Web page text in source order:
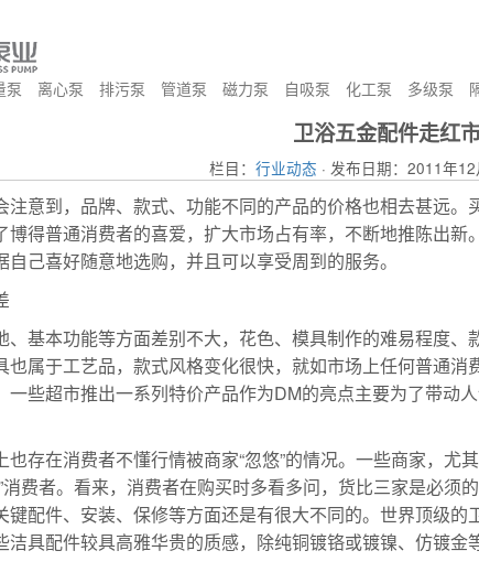
泵 离心泵 排污泵 管道泵 磁力泵 自吸泵 化工泵 多级泵
卫浴五金配件走红
栏目： 行业动态 · 发布日期：2011年
注意到，品牌、款式、功能不同的产品的价格也相去甚远
博得普通消费者的喜爱，扩大市场占有率，不断地推陈出
己喜好随意地选购，并且可以享受周到的服务。
、基本功能等方面差别不大，花色、模具制作的难易程度
也属于工艺品，款式风格变化很快，就如市场上任何普通
一些超市推出一系列特价产品作为DM的亮点主要为了带动
也存在消费者不懂行情被商家“忽悠”的情况。一些商家，
消费者。看来，消费者在购买时多看多问，货比三家是必
键配件、安装、保修等方面还是有很大不同的。世界顶级
具配件较具高雅华贵的质感，除纯铜镀铬或镀镍、仿镀